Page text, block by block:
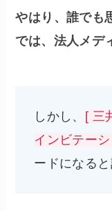
やはり、誰でも
では、法人メデ
しかし、
[ 三
インビテー
ードになる